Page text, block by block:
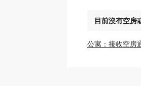
目前沒有空房
公寓：接收空房